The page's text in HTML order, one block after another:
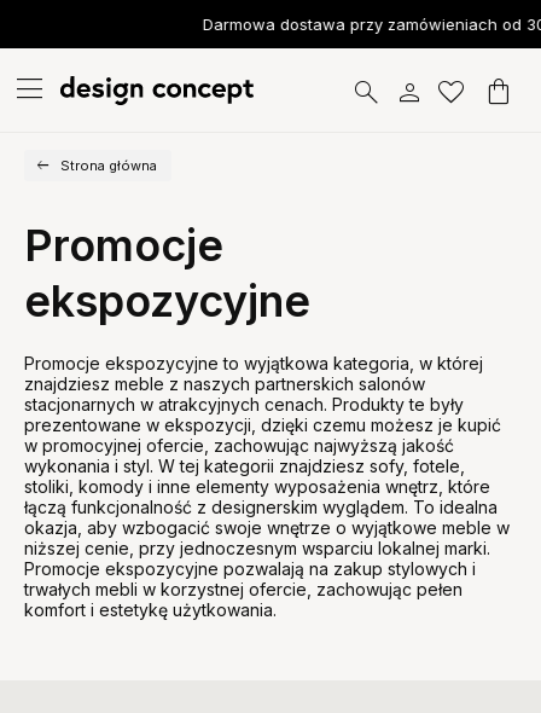
Darmowa dostawa przy zamówieniach od
Strona główna
Promocje
ekspozycyjne
Promocje ekspozycyjne to wyjątkowa kategoria, w której
znajdziesz meble z naszych partnerskich salonów
stacjonarnych w atrakcyjnych cenach. Produkty te były
prezentowane w ekspozycji, dzięki czemu możesz je kupić
w promocyjnej ofercie, zachowując najwyższą jakość
wykonania i styl. W tej kategorii znajdziesz sofy, fotele,
stoliki, komody i inne elementy wyposażenia wnętrz, które
łączą funkcjonalność z designerskim wyglądem. To idealna
okazja, aby wzbogacić swoje wnętrze o wyjątkowe meble w
niższej cenie, przy jednoczesnym wsparciu lokalnej marki.
Promocje ekspozycyjne pozwalają na zakup stylowych i
trwałych mebli w korzystnej ofercie, zachowując pełen
komfort i estetykę użytkowania.